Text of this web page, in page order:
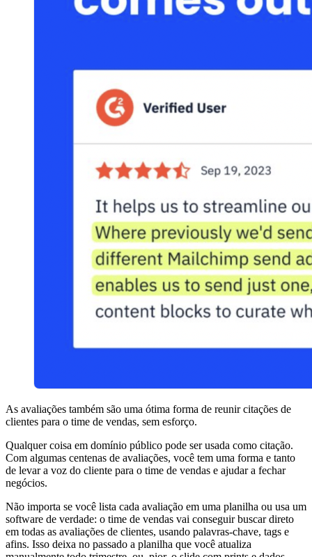
As avaliações também são uma ótima forma de reunir citações de
clientes para o time de vendas, sem esforço.
Qualquer coisa em domínio público pode ser usada como citação.
Com algumas centenas de avaliações, você tem uma forma e tanto
de levar a voz do cliente para o time de vendas e ajudar a fechar
negócios.
Não importa se você lista cada avaliação em uma planilha ou usa um
software de verdade: o time de vendas vai conseguir buscar direto
em todas as avaliações de clientes, usando palavras-chave, tags e
afins. Isso deixa no passado a planilha que você atualiza